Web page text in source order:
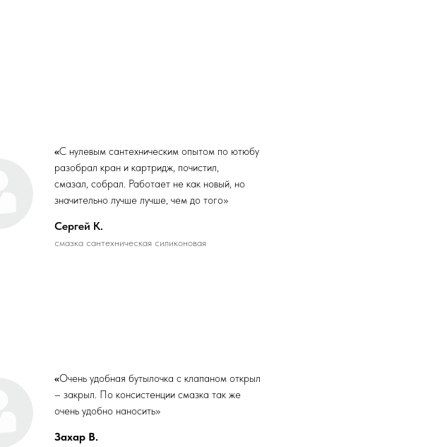
«С нулевым сантехническим опытом по ютюбу
разобрал кран и картридж, почистил,
смазал, собрал. Работает не как новый, но
значительно лучше лучше, чем до того»
Сергей К.
смазка сантехническая силиконовая
«Очень удобная бутылочка с клапаном открыл
– закрыл. По консистенции смазка так же
очень удобно наносить»
Захар В.